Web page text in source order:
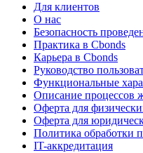
Для клиентов
О нас
Безопасность
Практика в Cbonds
Карьера в Cbonds
Руководство
Функциональные
Описание процессов
Оферта для
Оферта для
Политика обработки
IT-аккредитация